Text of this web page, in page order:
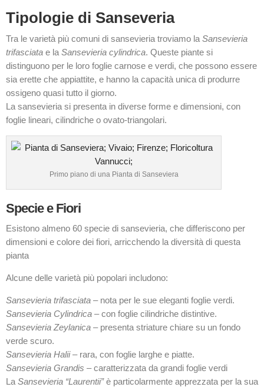
Tipologie di Sanseveria
Tra le varietà più comuni di sansevieria troviamo la Sansevieria
trifasciata e la Sansevieria cylindrica. Queste piante si
distinguono per le loro foglie carnose e verdi, che possono essere
sia erette che appiattite, e hanno la capacità unica di produrre
ossigeno quasi tutto il giorno.
La sansevieria si presenta in diverse forme e dimensioni, con
foglie lineari, cilindriche o ovato-triangolari.
Primo piano di una Pianta di Sanseviera
Specie e Fiori
Esistono almeno 60 specie di sansevieria, che differiscono per
dimensioni e colore dei fiori, arricchendo la diversità di questa
pianta
Alcune delle varietà più popolari includono:
Sansevieria trifasciata – nota per le sue eleganti foglie verdi.
Sansevieria Cylindrica – con foglie cilindriche distintive.
Sansevieria Zeylanica – presenta striature chiare su un fondo
verde scuro.
Sansevieria Halii– rara, con foglie larghe e piatte.
Sansevieria Grandis – caratterizzata da grandi foglie verdi
La Sansevieria “Laurentii”è particolarmente apprezzata per la sua